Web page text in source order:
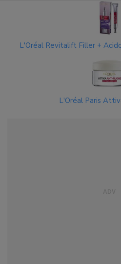
L'Oréal Revitalift Filler +
L'Oréal Paris